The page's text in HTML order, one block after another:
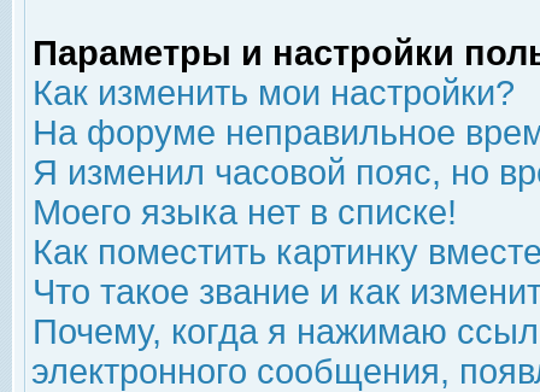
Параметры и настройки
Как изменить мои настройки?
На форуме неправильное
Я изменил часовой пояс, но
Моего языка нет в списке!
Как поместить картинку
Что такое звание и как
Почему, когда я нажимаю
электронного сообщения,